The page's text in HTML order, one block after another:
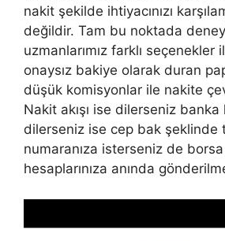
nakit şekilde ihtiyacınızı
değildir. Tam bu noktada
uzmanlarımız farklı seçenekler
onaysız bakiye olarak duran
düşük komisyonlar ile nakite
Nakit akışı ise dilerseniz banka
dilerseniz ise cep bak şeklinde
numaranıza isterseniz de
hesaplarınıza anında